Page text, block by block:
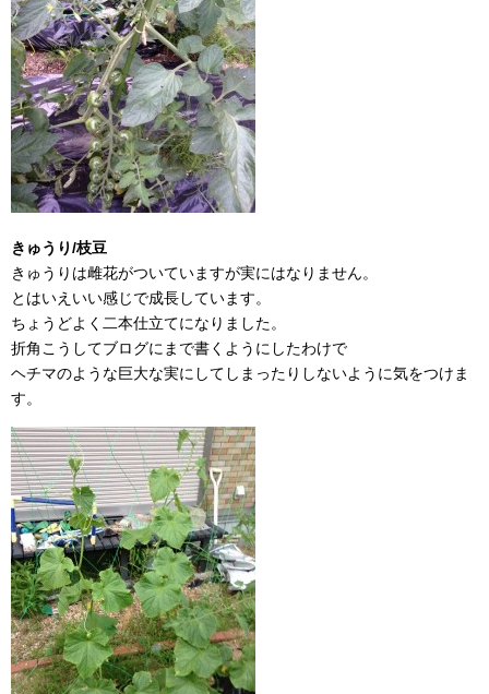
きゅうり/枝豆
きゅうりは雌花がついていますが実にはなりません。
とはいえいい感じで成長しています。
ちょうどよく二本仕立てになりました。
折角こうしてブログにまで書くようにしたわけで
ヘチマのような巨大な実にしてしまったりしないように気をつけま
す。